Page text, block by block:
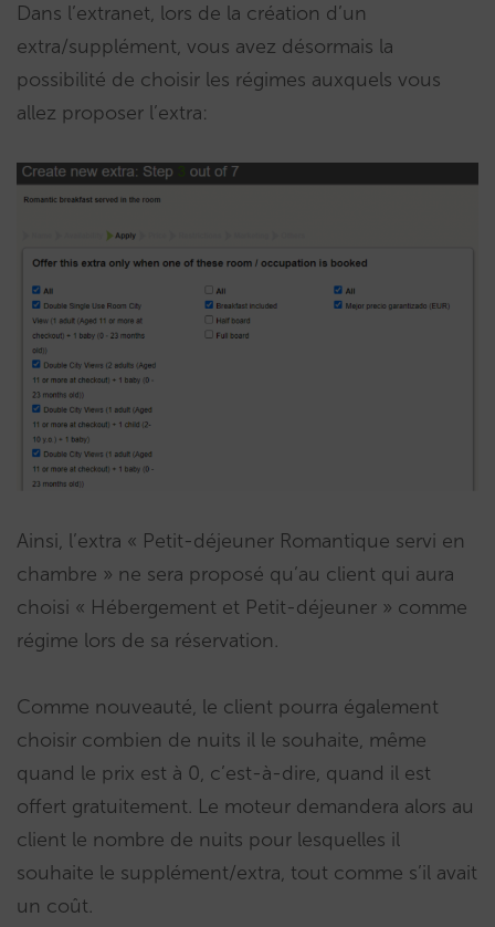
Dans l’extranet, lors de la création d’un
extra/supplément, vous avez désormais la
possibilité de choisir les régimes auxquels vous
allez proposer l’extra:
Ainsi, l’extra « Petit-déjeuner Romantique servi en
chambre » ne sera proposé qu’au client qui aura
choisi « Hébergement et Petit-déjeuner » comme
régime lors de sa réservation.
Comme nouveauté, le client pourra également
choisir combien de nuits il le souhaite, même
quand le prix est à 0, c’est-à-dire, quand il est
offert gratuitement. Le moteur demandera alors au
client le nombre de nuits pour lesquelles il
souhaite le supplément/extra, tout comme s’il avait
un coût.